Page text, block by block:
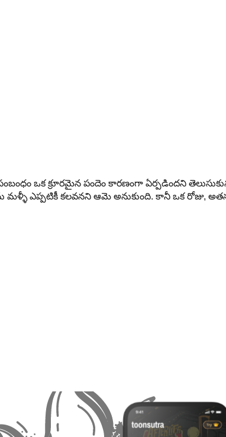
ఒక క్రూరమైన పందెం కారణంగా ఏర్పడిందని
ఎప్పటికీ కలవనని ఆమె అనుకుంది. కానీ ఒక రోజు,